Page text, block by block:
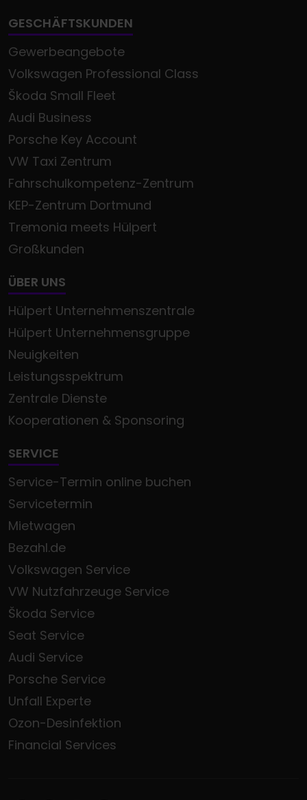
GESCHÄFTSKUNDEN
Gewerbeangebote
Volkswagen Professional Class
Škoda Small Fleet
Audi Business
Porsche Key Account
VW Taxi Zentrum
Fahrschulkompetenz-Zentrum
KEP-Zentrum Dortmund
Tremonia meets Hülpert
Großkunden
ÜBER UNS
Hülpert Unternehmenszentrale
Hülpert Unternehmensgruppe
Neuigkeiten
Leistungsspektrum
Zentrale Dienste
Kooperationen & Sponsoring
SERVICE
Service-Termin online buchen
Servicetermin
Mietwagen
Bezahl.de
Volkswagen Service
VW Nutzfahrzeuge Service
Škoda Service
Seat Service
Audi Service
Porsche Service
Unfall Experte
Ozon-Desinfektion
Financial Services